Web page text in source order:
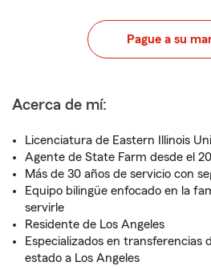
Pague a su
Acerca de mí:
Licenciatura de Eastern Illinois
Agente de State Farm desde el
Más de 30 años de servicio con
Equipo bilingüe enfocado en la
servirle
Residente de Los Angeles
Especializados en transferencias
estado a Los Angeles